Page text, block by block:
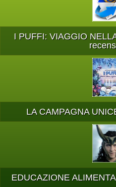
I PUFFI: VIAGGIO
LA CAMPAGNA
EDUCAZIONE